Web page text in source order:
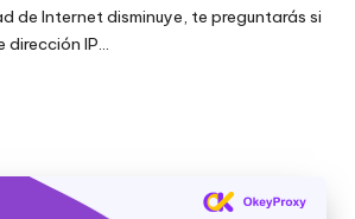
de Internet disminuye, te preguntarás si
IP...